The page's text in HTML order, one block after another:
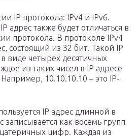
IP протокола: IPv4 и IPv6.
адрес также будет отличаться в
протокола. В протоколе IPv4
состоящий из 32 бит. Такой IP
виде четырех десятичных
из таких чисел в IP адресе
Например, 10.10.10.10 – это IP-
IP адрес длинной в
записывается как восемь групп
цифр. Каждая из